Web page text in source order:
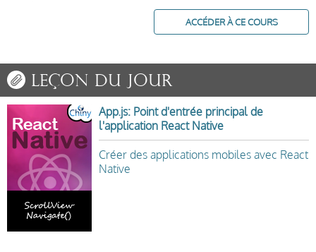
ACCÉDER À CE COURS
Leçon du jour
App.js: Point d'entrée principal de
l'application React Native
Créer des applications mobiles avec React
Native